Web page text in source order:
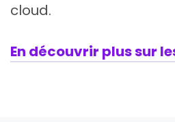
cloud.
En découvrir plus sur